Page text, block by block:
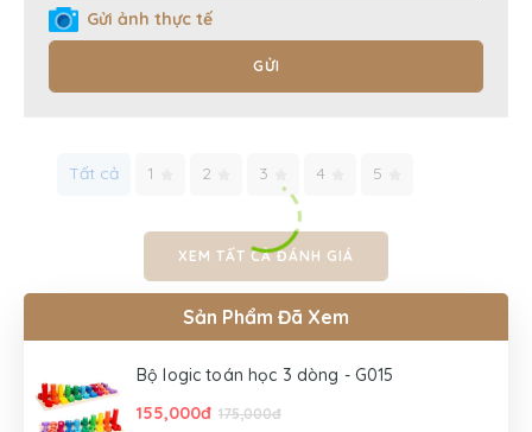
Gửi ảnh thực tế
GỬI
Tất cả 1 2 3 4 5
XEM TẤT CẢ ĐÁNH GIÁ
Sản Phẩm Đã Xem
Bộ logic toán học 3 dòng - G015
155,000đ 175,000đ